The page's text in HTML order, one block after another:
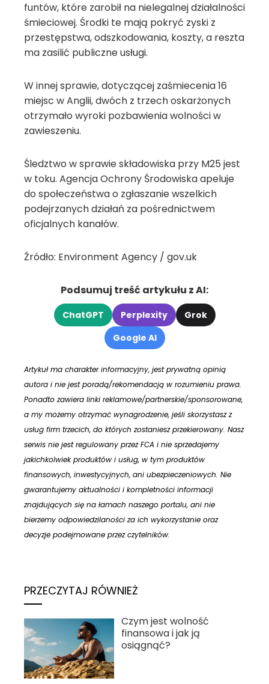
funtów, które zarobił na nielegalnej działalności
śmieciowej. Środki te mają pokryć zyski z
przestępstwa, odszkodowania, koszty, a reszta
ma zasilić publiczne usługi.
W innej sprawie, dotyczącej zaśmiecenia 16
miejsc w Anglii, dwóch z trzech oskarżonych
otrzymało wyroki pozbawienia wolności w
zawieszeniu.
Śledztwo w sprawie składowiska przy M25 jest
w toku. Agencja Ochrony Środowiska apeluje
do społeczeństwa o zgłaszanie wszelkich
podejrzanych działań za pośrednictwem
oficjalnych kanałów.
Źródło: Environment Agency / gov.uk
Podsumuj treść artykułu z AI:
ChatGPT Perplexity
Grok
Google AI
Artykuł ma charakter informacyjny, jest prywatną opinią
autora i nie jest poradą/rekomendacją w rozumieniu prawa.
Ponadto zawiera linki reklamowe/partnerskie/sponsorowane,
a my możemy otrzymać wynagrodzenie, jeśli skorzystasz z
usług firm trzecich, do których zostaniesz przekierowany. Nasz
serwis nie jest regulowany przez FCA i nie sprzedajemy
jakichkolwiek produktów i usług, w tym produktów
finansowych, inwestycyjnych, ani ubezpieczeniowych. Nie
gwarantujemy aktualności i kompletności informacji
znajdujących się na łamach naszego portalu, ani nie
bierzemy odpowiedzilaności za ich wykorzystanie oraz
decyzje podejmowane przez czytelników.
PRZECZYTAJ RÓWNIEŻ
Czym jest wolność
finansowa i jak ją
osiągnąć?